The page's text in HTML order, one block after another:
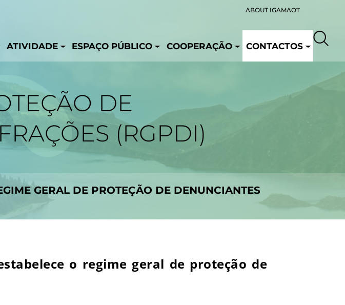
ATIVIDADE ESPAÇO PÚBLICO COOPERAÇÃO CONTACTOS
ABOUT IGAMAOT
DE
(RGPDI)
GERAL DE PROTEÇÃO DE DENUNCIANTES
o regime geral de proteção de